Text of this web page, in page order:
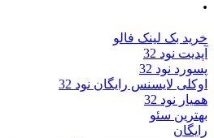
خرید بک لینک فالو
آپدیت نود 32
پسورد نود 32
اوکلی لایسنس رایگان نود 32
همیار نود 32
بهترین سئو
رایگان